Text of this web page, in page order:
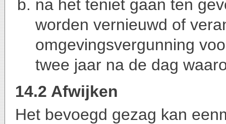
na het teniet gaan ten
worden vernieuwd of
omgevingsvergunning
twee jaar na de dag
14.2 Afwijken
Het bevoegd gezag kan